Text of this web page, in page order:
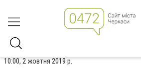
10:00, 2 жовтня 2019 р.